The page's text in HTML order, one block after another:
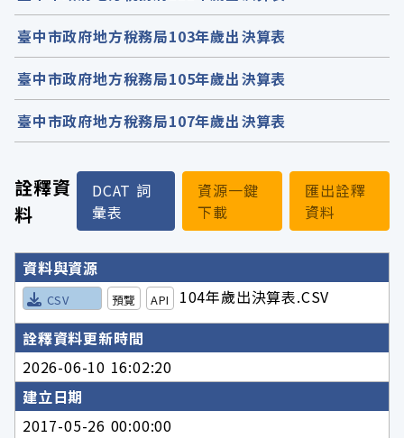
詮釋資
料
DCAT 詞
彙表
資源一鍵
下載
匯出詮釋
資料
詮釋資料詳細內容
資料與資源
CSV 預覽 API
104年歲出決算表.CSV
詮釋資料更新時間
2026-06-10 16:02:20
建立日期
2017-05-26 00:00:00
臺中市政府地方稅務局103年歲出決算表
臺中市政府地方稅務局105年歲出決算表
臺中市政府地方稅務局107年歲出決算表